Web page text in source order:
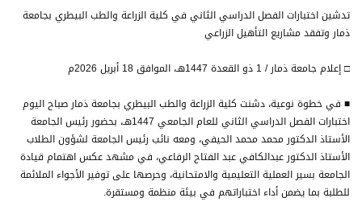
تدشين اختبارات الفصل الدراسي الثاني في كلية الزراعة والطب البيطري بجامعة
ذمار وتفقد مشاريع التأهيل الزراعي
□ إعلام جامعة ذمار / 1 ذو القعدة 1447هـ، الموافق 18 أبريل 2026م
■ في خطوة نوعية، دشنت كلية الزراعة والطب البيطري بجامعة ذمار صباح اليوم
اختبارات الفصل الدراسي الثاني للعام الجامعي 1447هـ، بحضور رئيس الجامعة
الأستاذ الدكتور محمد محمد الحيفي، ومعه نائب رئيس الجامعة لشؤون الطلاب
الأستاذ الدكتور عبدالكافي عبد الفتاح الرفاعي، في مشهد عكس اهتمام قيادة
الجامعة بسير العملية التعليمية والامتحانية، وحرصها على توفير الأجواء الملائمة
للطلبة بما يضمن أداء اختباراتهم في بيئة منظمة ومستقرة.